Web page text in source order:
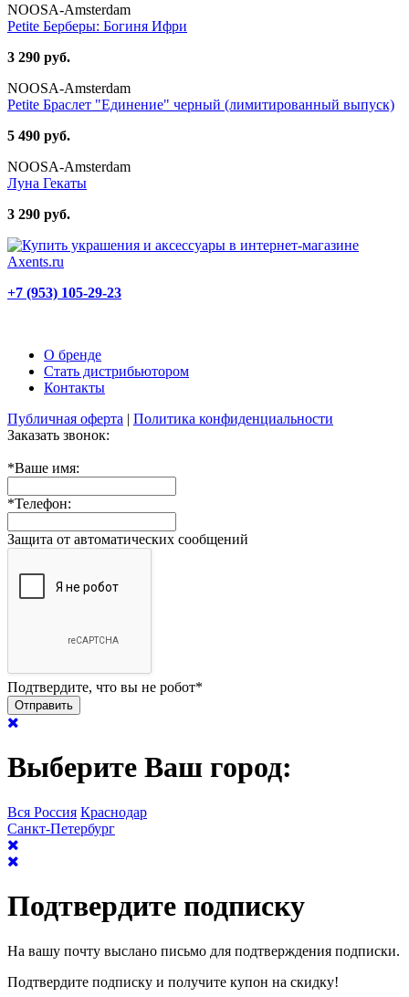
NOOSA-Amsterdam
Petite Берберы: Богиня Ифри
3 290 руб.
NOOSA-Amsterdam
Petite Браслет "Единение" черный (лимитированный выпуск)
5 490 руб.
NOOSA-Amsterdam
Луна Гекаты
3 290 руб.
+7 (953) 105-29-23
О бренде
Стать дистрибьютором
Контакты
Публичная оферта | Политика конфиденциальности
Заказать звонок:
*Ваше имя:
*Телефон:
Защита от автоматических сообщений
Подтвердите, что вы не робот*
Выберите Ваш город:
Вся Россия Краснодар
Санкт-Петербург
Подтвердите подписку
На вашу почту выслано письмо для подтверждения подписки.
Подтвердите подписку и получите купон на скидку!